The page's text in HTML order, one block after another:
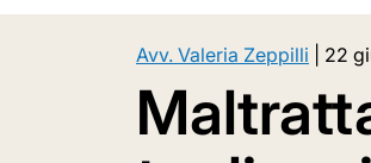
Avv. Valeria Zeppilli 22